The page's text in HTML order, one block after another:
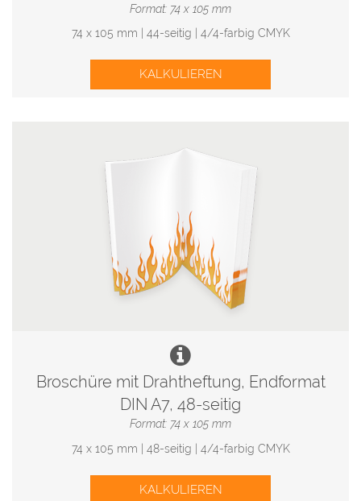
Format: 74 x 105 mm
74 x 105 mm | 44-seitig | 4/4-farbig CMYK
KALKULIEREN
Broschüre mit Drahtheftung, Endformat
DIN A7, 48-seitig
Format: 74 x 105 mm
74 x 105 mm | 48-seitig | 4/4-farbig CMYK
KALKULIEREN